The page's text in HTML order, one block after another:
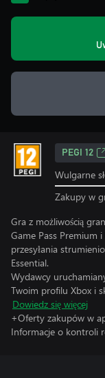
PEGI 12
Wulgarne
Zakupy w
Gra z możliwością
Game Pass Premium
przesyłania
Essential.
Wydawcy
Twoim profilu Xbox i
Dowiedz się więcej
+Oferty zakupów w
Informacje o kontroli